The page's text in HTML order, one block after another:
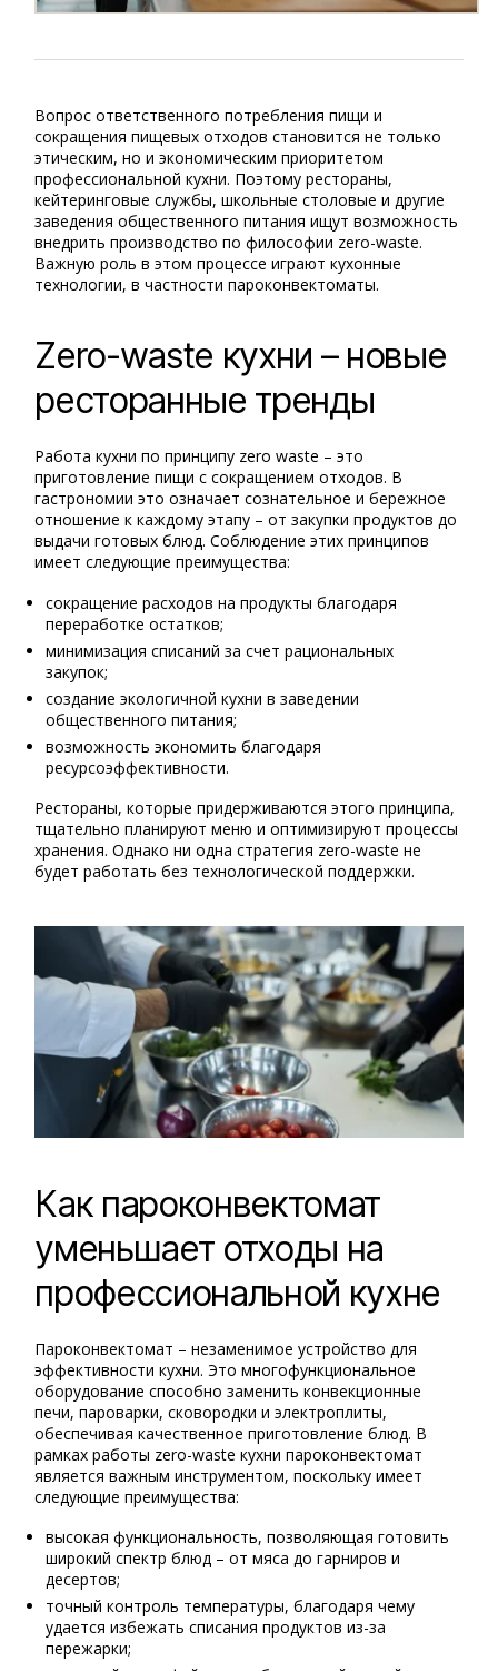
Вопрос ответственного потребления пищи и
сокращения пищевых отходов становится не только
этическим, но и экономическим приоритетом
профессиональной кухни. Поэтому рестораны,
кейтеринговые службы, школьные столовые и другие
заведения общественного питания ищут возможность
внедрить производство по философии zero-waste.
Важную роль в этом процессе играют кухонные
технологии, в частности пароконвектоматы.
Zero-waste кухни – новые
ресторанные тренды
Работа кухни по принципу zero waste – это
приготовление пищи с сокращением отходов. В
гастрономии это означает сознательное и бережное
отношение к каждому этапу – от закупки продуктов до
выдачи готовых блюд. Соблюдение этих принципов
имеет следующие преимущества:
сокращение расходов на продукты благодаря
переработке остатков;
минимизация списаний за счет рациональных
закупок;
создание экологичной кухни в заведении
общественного питания;
возможность экономить благодаря
ресурсоэффективности.
Рестораны, которые придерживаются этого принципа,
тщательно планируют меню и оптимизируют процессы
хранения. Однако ни одна стратегия zero-waste не
будет работать без технологической поддержки.
Как пароконвектомат
уменьшает отходы на
профессиональной кухне
Пароконвектомат – незаменимое устройство для
эффективности кухни. Это многофункциональное
оборудование способно заменить конвекционные
печи, пароварки, сковородки и электроплиты,
обеспечивая качественное приготовление блюд. В
рамках работы zero-waste кухни пароконвектомат
является важным инструментом, поскольку имеет
следующие преимущества:
высокая функциональность, позволяющая готовить
широкий спектр блюд – от мяса до гарниров и
десертов;
точный контроль температуры, благодаря чему
удается избежать списания продуктов из-за
пережарки;